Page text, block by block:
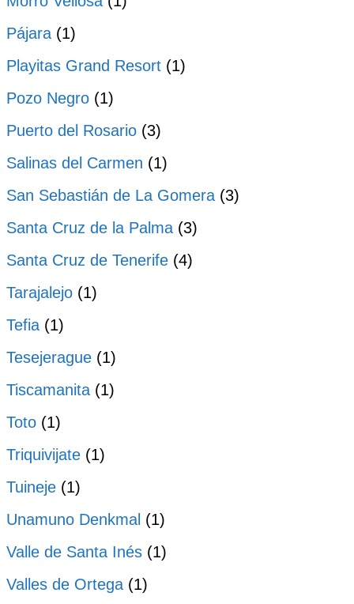
Pájara (1)
Playitas Grand Resort (1)
Pozo Negro (1)
Puerto del Rosario (3)
Salinas del Carmen (1)
San Sebastián de La Gomera (3)
Santa Cruz de la Palma (3)
Santa Cruz de Tenerife (4)
Tarajalejo (1)
Tefia (1)
Tesejerague (1)
Tiscamanita (1)
Toto (1)
Triquivijate (1)
Tuineje (1)
Unamuno Denkmal (1)
Valle de Santa Inés (1)
Valles de Ortega (1)